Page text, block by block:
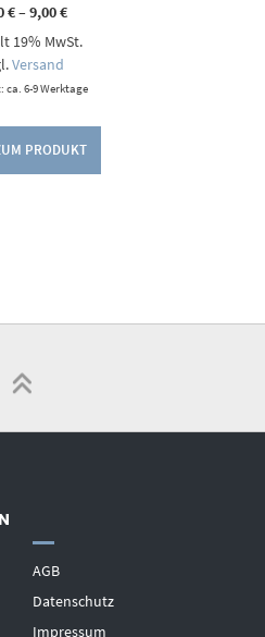
€–9,00€Preisspanne:
bis
19% MwSt.
Versand
ca. 6-9 Werktage
PRODUKT
AGB
Datenschutz
Impressum